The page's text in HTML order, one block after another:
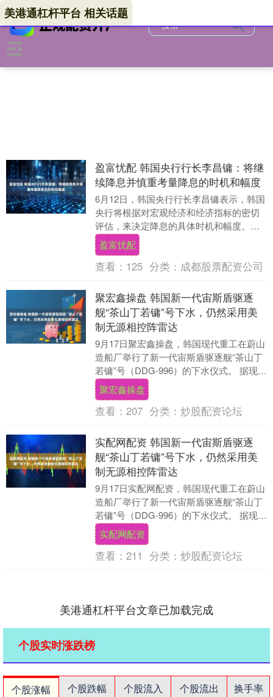
美港通杠杆平台 相关话题
盈富忧配 韩国央行行长李昌镛：将继
续降息并慎重考量降息的时机和幅度
6月12日，韩国央行行长李昌镛表示，韩国
央行将根据对宏观经济和经济指标的密切
评估，来决定降息的具体时机和幅度。李
昌镛指出，央行“目前”将维持宽松货币政
策。他表示....
盈富忧配
查看： 125 分类： 成都股票配资公司
聚宏鑫操盘 韩国新一代宙斯盾驱逐
舰“茶山丁若镛”号下水，仍然采用美
制无源相控阵雷达
9月17日聚宏鑫操盘，韩国现代重工在蔚山
造船厂举行了新一代宙斯盾驱逐舰“茶山丁
若镛”号（DDG-996）的下水仪式。 据现代
重工介绍，“茶山丁若镛”号是当今世界....
聚宏鑫操盘
查看： 207 分类： 炒股配资论坛
实配网配资 韩国新一代宙斯盾驱逐
舰“茶山丁若镛”号下水，仍然采用美
制无源相控阵雷达
9月17日实配网配资，韩国现代重工在蔚山
造船厂举行了新一代宙斯盾驱逐舰“茶山丁
若镛”号（DDG-996）的下水仪式。 据现代
重工介绍，“茶山丁若镛”号是当今世界....
实配网配资
查看： 211 分类： 炒股配资论坛
美港通杠杆平台文章已加载完成
个股实时涨跌榜
个股涨幅 个股跌幅 个股流入 个股流出
换手率